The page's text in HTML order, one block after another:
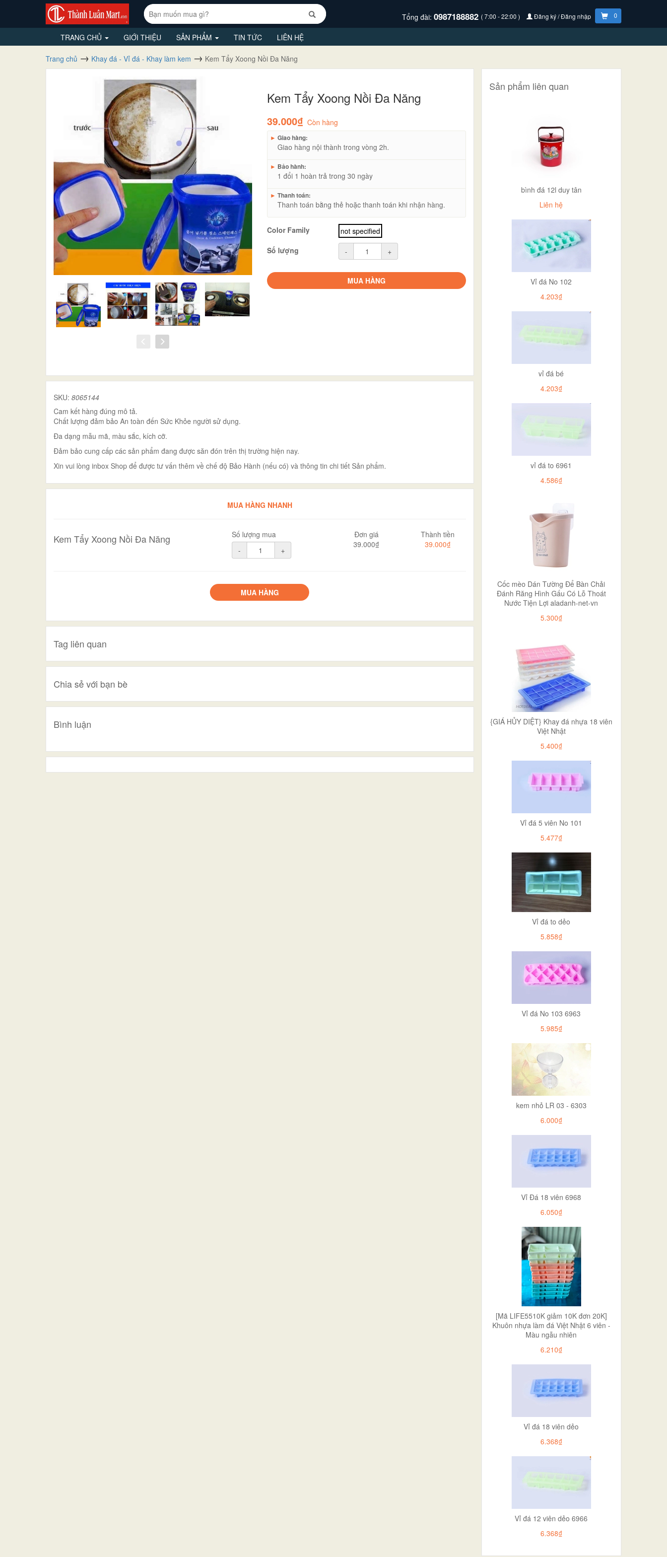
Tổng đài: 0987188882 ( 7:00 - 22:00 ) Đăng ký / Đăng nhập 0
TRANG CHỦ GIỚI THIỆU SẢN PHẨM TIN TỨC LIÊN HỆ
Trang chủ Khay đá - Vỉ đá - Khay làm kem Kem Tẩy Xoong Nồi Đa Năng
Kem Tẩy Xoong Nồi Đa Năng
39.000₫ Còn hàng
► Giao hàng:
Giao hàng nội thành trong vòng 2h.
► Bảo hành:
1 đổi 1 hoàn trả trong 30 ngày
► Thanh toán:
Thanh toán bằng thẻ hoặc thanh toán khi nhận hàng.
Color Family
not specified
Số lượng
- +
MUA HÀNG
SKU: 8065144
Cam kết hàng đúng mô tả.
Chất lượng đảm bảo An toàn đến Sức Khỏe người sử dụng.
Đa dạng mẫu mã, màu sắc, kích cỡ.
Đảm bảo cung cấp các sản phẩm đang được săn đón trên thị trường hiện nay.
Xin vui lòng inbox Shop để được tư vấn thêm về chế độ Bảo Hành (nếu có) và thông tin chi tiết Sản phẩm.
MUA HÀNG NHANH
Kem Tẩy Xoong Nồi Đa Năng
Số lượng mua
-
+
Đơn giá
39.000₫
Thành tiền
39.000₫
MUA HÀNG
Tag liên quan
Chia sẻ với bạn bè
Bình luận
Sản phẩm liên quan
bình đá 12l duy tân
Liên hệ
Vỉ đá No 102
4.203₫
vỉ đá bé
4.203₫
vỉ đá to 6961
4.586₫
Cốc mèo Dán Tường Để Bàn Chải
Đánh Răng Hình Gấu Có Lỗ Thoát
Nước Tiện Lợi aladanh-net-vn
5.300₫
{GIÁ HỦY DIỆT} Khay đá nhựa 18 viên
Việt Nhật
5.400₫
Vỉ đá 5 viên No 101
5.477₫
Vỉ đá to dẻo
5.858₫
Vỉ đá No 103 6963
5.985₫
kem nhỏ LR 03 - 6303
6.000₫
Vỉ Đá 18 viên 6968
6.050₫
[Mã LIFE5510K giảm 10K đơn 20K]
Khuôn nhựa làm đá Việt Nhật 6 viên -
Màu ngẫu nhiên
6.210₫
Vỉ đá 18 viên dẻo
6.368₫
Vỉ đá 12 viên dẻo 6966
6.368₫